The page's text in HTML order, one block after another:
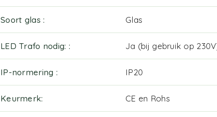
Soort glas Glas
LED Trafo nodig: Ja (bij gebruik op
IP-normering IP20
Keurmerk CE en Rohs